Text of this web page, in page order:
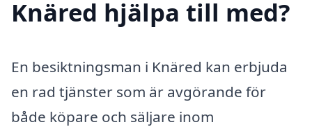
Knäred hjälpa till med?
En besiktningsman i Knäred kan erbjuda
en rad tjänster som är avgörande för
både köpare och säljare inom